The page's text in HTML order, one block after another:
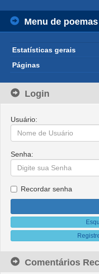
Menu de poemas
Estatísticas gerais
Páginas
Login
Usuário:
Senha:
Recordar senha
Comentários